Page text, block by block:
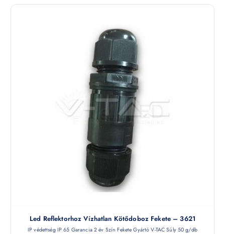
Led Reflektorhoz Vízhatlan Kötődoboz Fekete – 3621
IP védettség IP 65 Garancia 2 év Szín Fekete Gyártó V-TAC Súly 50 g/db